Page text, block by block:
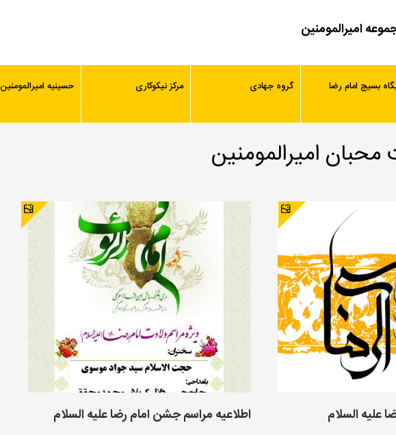
امیرالمومنین
بسیج امام رضا گروه جهادی مرکز نیکوکاری حسینیه امیرالمومنین
امیرالمومنین
علیه السلام اطلاعیه مراسم جشن امام رضا علیه السلام